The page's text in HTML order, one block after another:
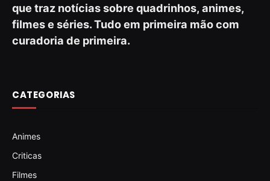
que traz notícias sobre quadrinhos, animes,
filmes e séries. Tudo em primeira mão com
curadoria de primeira.
CATEGORIAS
Animes
Criticas
Filmes